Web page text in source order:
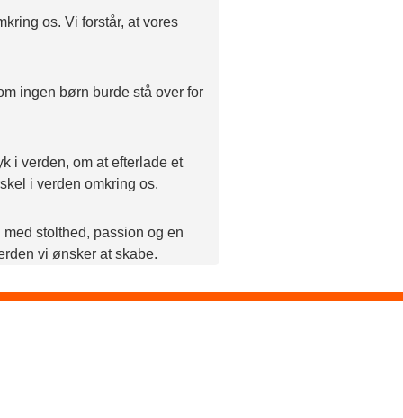
os. Vi forstår, at vores
ingen børn burde stå over for
i verden, om at efterlade et
i verden omkring os.
stolthed, passion og en
vi ønsker at skabe.